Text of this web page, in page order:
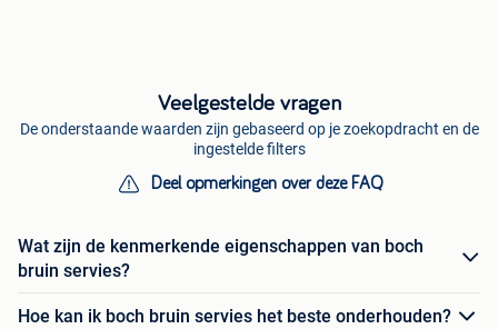
Veelgestelde vragen
De onderstaande waarden zijn gebaseerd op je zoekopdracht en de
ingestelde filters
Deel opmerkingen over deze FAQ
Wat zijn de kenmerkende eigenschappen van boch
bruin servies?
Hoe kan ik boch bruin servies het beste onderhouden?